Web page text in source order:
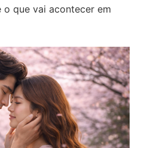
que vai acontecer em